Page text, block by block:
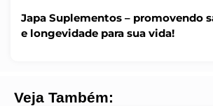
Japa Suplementos – promovendo
e longevidade para sua vida!
Veja Também: